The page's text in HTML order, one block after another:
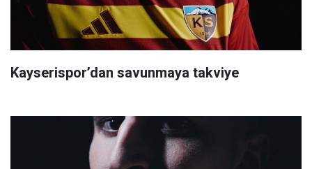
Kayserispor’dan savunmaya takviye